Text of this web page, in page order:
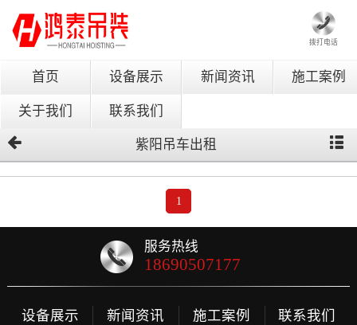
拨打电话
首页 设备展示 新闻资讯 施工案例
关于我们 联系我们
紫阳吊车出租
1
服务热线
18690507177
设备展示 新闻资讯 施工案例 联系我们